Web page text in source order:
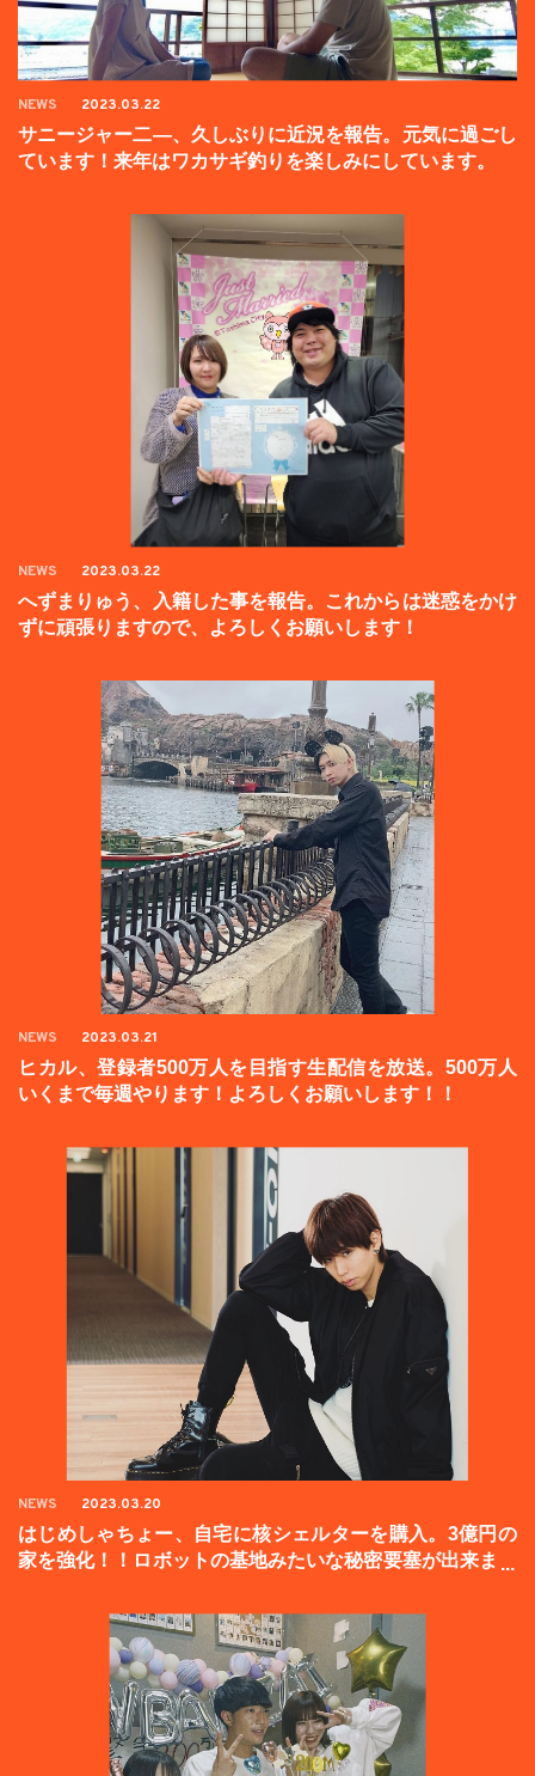
NEWS 2023.03.22
サニージャー二―、久しぶりに近況を報告。元気に過ごし
ています！来年はワカサギ釣りを楽しみにしています。
NEWS 2023.03.22
へずまりゅう、入籍した事を報告。これからは迷惑をかけ
ずに頑張りますので、よろしくお願いします！
NEWS 2023.03.21
ヒカル、登録者500万人を目指す生配信を放送。500万人
いくまで毎週やります！よろしくお願いします！！
NEWS 2023.03.20
はじめしゃちょー、自宅に核シェルターを購入。3億円の
家を強化！！ロボットの基地みたいな秘密要塞が出来まし